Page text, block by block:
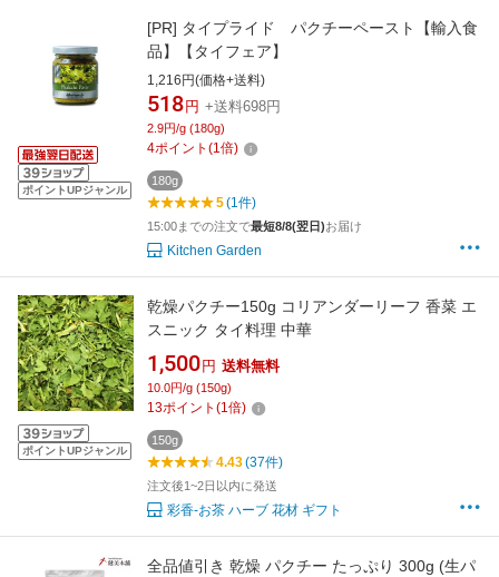
ポイントUPジャンル
[PR] タイプライド パクチーペースト【輸入食
品】【タイフェア】
1,216円(価格+送料)
518 円 +送料698円
2.9円/g (180g)
4ポイント (1倍)
180g
5(1件)
15:00までの注文で最短8/8(翌日)お届け
Kitchen Garden
ポイントUPジャンル
乾燥パクチー150g コリアンダーリーフ 香菜 エ
スニック タイ料理 中華
1,500 円 送料無料
10.0円/g (150g)
13ポイント (1倍)
150g
4.43(37件)
注文後1~2日以内に発送
彩香-お茶 ハーブ 花材 ギフト
全品値引き 乾燥 パクチー たっぷり 300g (生パ